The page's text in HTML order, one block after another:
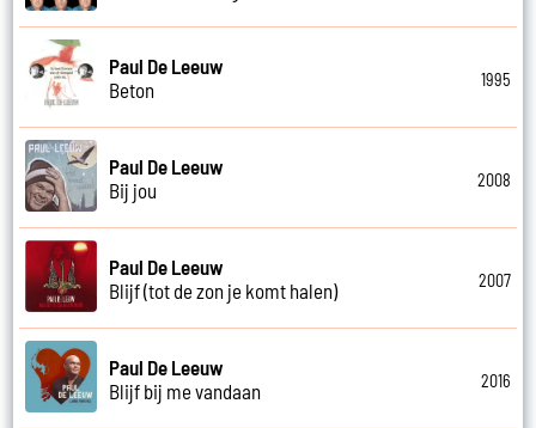
Paul De Leeuw
Beton
1995
Paul De Leeuw
Bij jou
2008
Paul De Leeuw
Blijf (tot de zon je komt halen)
2007
Paul De Leeuw
Blijf bij me vandaan
2016